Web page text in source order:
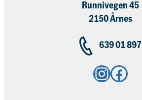
Runnivegen 45
2150 Årnes
639 01 897
Instagram Facebook